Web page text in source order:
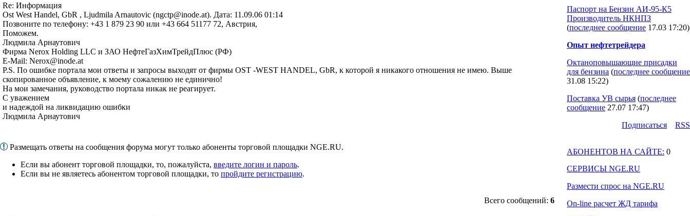
Re: Информация
Ost West Handel, GbR , Ljudmila Arnautovic (ngctp@inode.at). Дата: 11.09.06 01:14
Позвоните по телефону: +43 1 879 23 90 или +43 664 51177 72, Австрия,
Поможем.
Людмила Арнаутович
Фирма Nerox Holding LLC и ЗАО НефтеГазХимТрейдПлюс (РФ)
E-Mail: Nerox@inode.at
P.S. По ошибке портала мои ответы и запросы выходят от фирмы OST -WEST HANDEL, GbR, к которой я никакого отношения не имею. Выше
скопированное объявление, к моему сожалению не единично!
На мои замечания, руководство портала никак не реагирует.
С уважением
и надеждой на ликвидацию ошибки
Людмила Арнаутович
Размещать ответы на сообщения форума могут только абоненты торговой площадки NGE.RU.
Если вы абонент торговой площадки, то, пожалуйста, введите логин и пароль.
Если вы не являетесь абонентом торговой площадки, то пройдите регистрацию.
Всего сообщений: 6
Паспорт на Бензин АИ-95-К5
Производитель НКНПЗ
(последнее сообщение 17.03 17:20)
Опыт нефтетрейдера
Октаноповышающие присадки
для бензина (последнее сообщение
31.08 15:22)
Поставка УВ сырья (последнее
сообщение 27.07 17:47)
Подпиcаться
RSS
АБОНЕНТОВ НА САЙТЕ: 0
СЕРВИСЫ NGE.RU
Размести спрос на NGE.RU
On-line расчет ЖД тарифа